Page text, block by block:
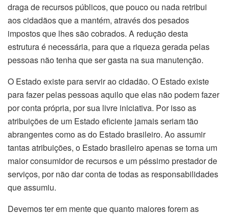
draga de recursos públicos, que pouco ou nada retribui
aos cidadãos que a mantém, através dos pesados
impostos que lhes são cobrados. A redução desta
estrutura é necessária, para que a riqueza gerada pelas
pessoas não tenha que ser gasta na sua manutenção.
O Estado existe para servir ao cidadão. O Estado existe
para fazer pelas pessoas aquilo que elas não podem fazer
por conta própria, por sua livre iniciativa. Por isso as
atribuições de um Estado eficiente jamais seriam tão
abrangentes como as do Estado brasileiro. Ao assumir
tantas atribuições, o Estado brasileiro apenas se torna um
maior consumidor de recursos e um péssimo prestador de
serviços, por não dar conta de todas as responsabilidades
que assumiu.
Devemos ter em mente que quanto maiores forem as